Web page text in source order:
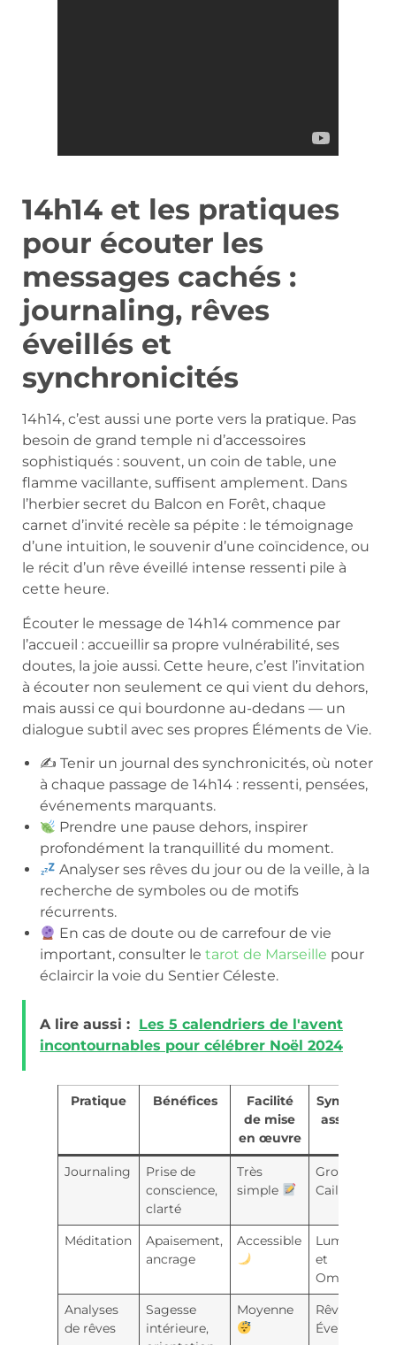
14h14 et les pratiques
pour écouter les
messages cachés :
journaling, rêves
éveillés et
synchronicités
14h14, c’est aussi une porte vers la pratique. Pas
besoin de grand temple ni d’accessoires
sophistiqués : souvent, un coin de table, une
flamme vacillante, suffisent amplement. Dans
l’herbier secret du Balcon en Forêt, chaque
carnet d’invité recèle sa pépite : le témoignage
d’une intuition, le souvenir d’une coïncidence, ou
le récit d’un rêve éveillé intense ressenti pile à
cette heure.
Écouter le message de 14h14 commence par
l’accueil : accueillir sa propre vulnérabilité, ses
doutes, la joie aussi. Cette heure, c’est l’invitation
à écouter non seulement ce qui vient du dehors,
mais aussi ce qui bourdonne au-dedans — un
dialogue subtil avec ses propres Éléments de Vie.
✍️ Tenir un journal des synchronicités, où noter
à chaque passage de 14h14 : ressenti, pensées,
événements marquants.
Prendre une pause dehors, inspirer
profondément la tranquillité du moment.
Analyser ses rêves du jour ou de la veille, à la
recherche de symboles ou de motifs
récurrents.
En cas de doute ou de carrefour de vie
important, consulter le tarot de Marseille pour
éclaircir la voie du Sentier Céleste.
A lire aussi : Les 5 calendriers de l'avent
incontournables pour célébrer Noël 2024
Pratique Bénéfices
Facilité
de mise
en œuvre
Symbole
associé
Journaling
Prise de
conscience,
clarté
Très
simple
Gros
Caillou
Méditation
Apaisement,
ancrage
Accessible
Lumière
et
Ombre
Analyses
de rêves
Sagesse
intérieure,
Moyenne
Rêves
Éveillés